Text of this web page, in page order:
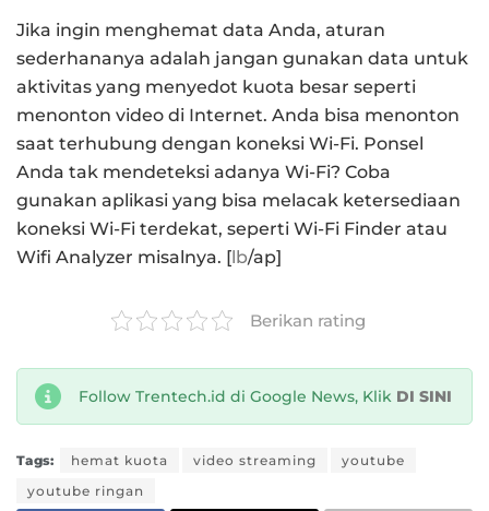
Jika ingin menghemat data Anda, aturan
sederhananya adalah jangan gunakan data untuk
aktivitas yang menyedot kuota besar seperti
menonton video di Internet. Anda bisa menonton
saat terhubung dengan koneksi Wi-Fi. Ponsel
Anda tak mendeteksi adanya Wi-Fi? Coba
gunakan aplikasi yang bisa melacak ketersediaan
koneksi Wi-Fi terdekat, seperti Wi-Fi Finder atau
Wifi Analyzer misalnya. [lb/ap]
Berikan rating
Follow Trentech.id di Google News, Klik DI SINI
Tags: hemat kuota video streaming
youtube
youtube ringan